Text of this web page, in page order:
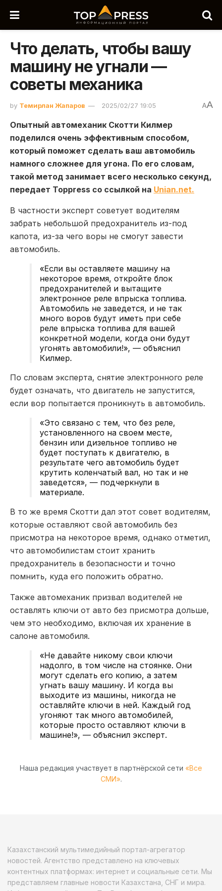
Что делать, чтобы вашу
машину не угнали —
советы механика
by Темирлан Жапаров 2025/02/27 19:05 AA
Опытный автомеханик Скотти Килмер
поделился очень эффективным способом,
который поможет сделать ваш автомобиль
намного сложнее для угона. По его словам,
такой метод занимает всего несколько секунд,
передает Toppress со ссылкой на Unian.net.
В частности эксперт советует водителям
забрать небольшой предохранитель из-под
капота, из-за чего воры не смогут завести
автомобиль.
«Если вы оставляете машину на
некоторое время, откройте блок
предохранителей и вытащите
электронное реле впрыска топлива.
Автомобиль не заведется, и не так
много воров будут иметь при себе
реле впрыска топлива для вашей
конкретной модели, когда они будут
угонять автомобили!», — объяснил
Килмер.
По словам эксперта, снятие электронного реле
будет означать, что двигатель не запустится,
если вор попытается проникнуть в автомобиль.
«Это связано с тем, что без реле,
установленного на своем месте,
бензин или дизельное топливо не
будет поступать к двигателю, в
результате чего автомобиль будет
крутить коленчатый вал, но так и не
заведется», — подчеркнули в
материале.
В то же время Скотти дал этот совет водителям,
которые оставляют свой автомобиль без
присмотра на некоторое время, однако отметил,
что автомобилистам стоит хранить
предохранитель в безопасности и точно
помнить, куда его положить обратно.
Также автомеханик призвал водителей не
оставлять ключи от авто без присмотра дольше,
чем это необходимо, включая их хранение в
салоне автомобиля.
«Не давайте никому свои ключи
надолго, в том числе на стоянке. Они
могут сделать его копию, а затем
угнать вашу машину. И когда вы
выходите из машины, никогда не
оставляйте ключи в ней. Каждый год
угоняют так много автомобилей,
которые просто оставляют ключи в
машине!», — объяснил эксперт.
Наша редакция участвует в партнёрской сети «Все
СМИ».
Казахстанский мультимедийный портал-агрегатор
новостей. Агентство представлено на ключевых
контентных платформах: интернет и социальные сети. Мы
представляем главные новости Казахстана, СНГ и мира.